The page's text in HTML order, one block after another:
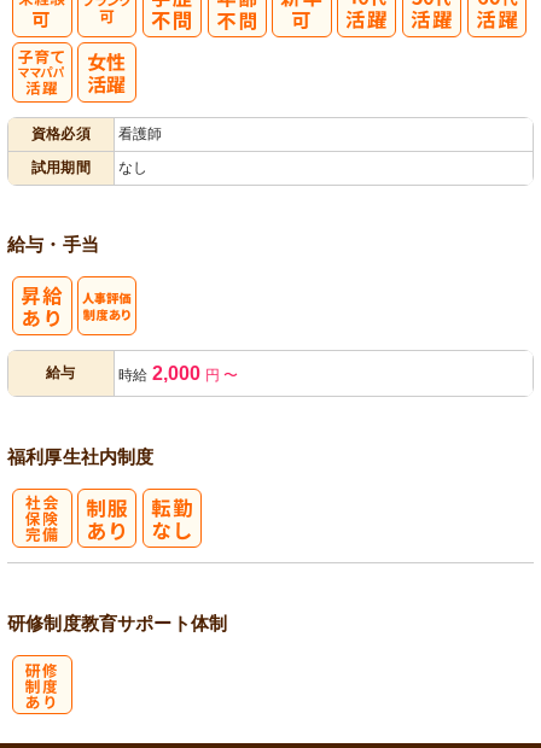
資格必須
看護師
試用期間
なし
給与・手当
給与 時給 2,000 円 〜
福利厚生社内制度
研修制度教育サポート体制